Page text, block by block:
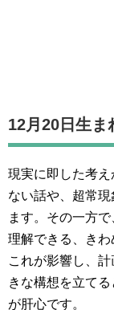
12月20日生ま
現実に即した考
ない話や、超常
ます。その一方
理解できる、きわ
これが影響し、
きな構想を立て
が肝心です。